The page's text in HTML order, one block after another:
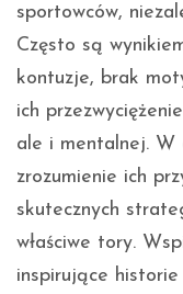
sportowców,
Często są
kontuzje, brak
ich
ale i mentalnej. W
zrozumienie ich
skutecznych
właściwe tory.
inspirujące